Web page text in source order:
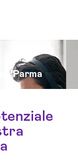
Parma